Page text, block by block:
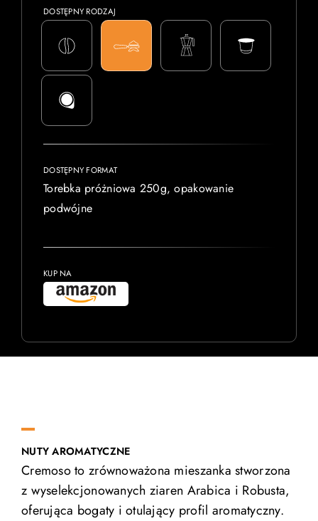
DOSTĘPNY RODZAJ
DOSTĘPNY FORMAT
Torebka próżniowa 250g, opakowanie
podwójne
KUP NA
NUTY AROMATYCZNE
Cremoso to zrównoważona mieszanka stworzona
z wyselekcjonowanych ziaren Arabica i Robusta,
oferująca bogaty i otulający profil aromatyczny.